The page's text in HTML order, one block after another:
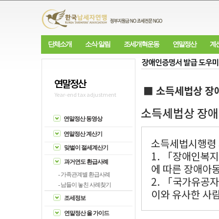
단체소개 소식·알림 조세개혁운동 연말정산 계
연말정산
Year-end tax adjustment
연말정산 동영상
연말정산 계산기
맞벌이 절세계산기
과거연도 환급사례
- 가족관계별 환급사례
- 남들이 놓친 사례찾기
조세정보
연말정산 올 가이드
■ 소득세법상 장
소득세법상 장
소득세법시행
1. 「장애인복
에 따른 장애아
2. 「국가유공
이와 유사한 사